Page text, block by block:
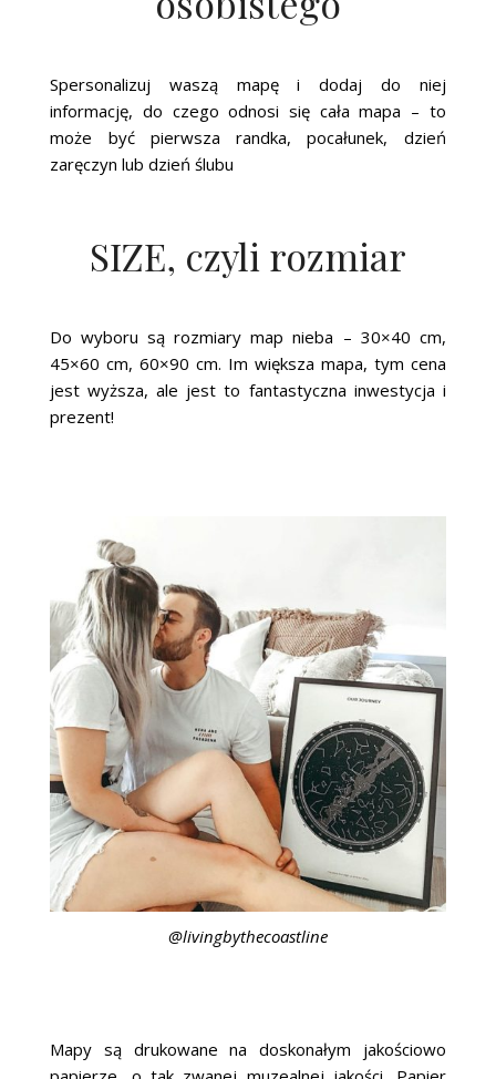
Spersonalizuj waszą mapę i dodaj do niej
informację, do czego odnosi się cała mapa – to
może być pierwsza randka, pocałunek, dzień
zaręczyn lub dzień ślubu
SIZE, czyli rozmiar
Do wyboru są rozmiary map nieba – 30×40 cm,
45×60 cm, 60×90 cm. Im większa mapa, tym cena
jest wyższa, ale jest to fantastyczna inwestycja i
prezent!
@livingbythecoastline
Mapy są drukowane na doskonałym jakościowo